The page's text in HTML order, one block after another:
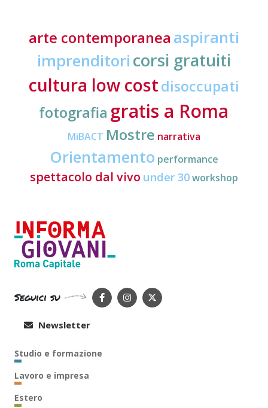
arte contemporanea aspiranti
imprenditori corsi gratuiti
cultura low costdisoccupati
fotografia gratis a Roma
MiBACT Mostre narrativa
Orientamento performance
spettacolo dal vivo under 30workshop
Seguici su
Newsletter
Studio e formazione
Lavoro e impresa
Estero